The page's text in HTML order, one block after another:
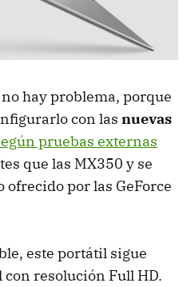
hay problema, porque
con las nuevas
pruebas externas
que las MX350 y se
por las GeForce
este portátil sigue
resolución Full HD.